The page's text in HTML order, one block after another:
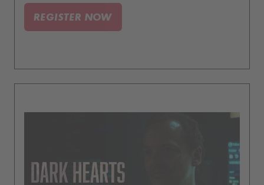
REGISTER NOW